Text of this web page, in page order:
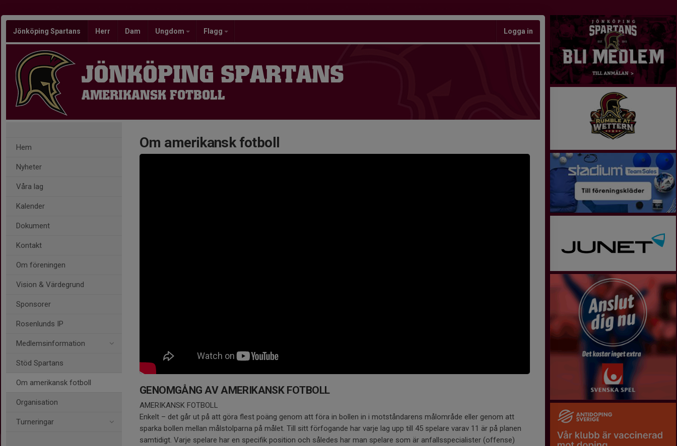
Jönköping Spartans Herr Dam Ungdom Flagg Logga in
JÖNKÖPING SPARTANS
AMERIKANSK FOTBOLL
Hem
Nyheter
Våra lag
Kalender
Dokument
Kontakt
Om föreningen
Vision & Värdegrund
Sponsorer
Rosenlunds IP
Medlemsinformation
Stöd Spartans
Om amerikansk fotboll
Organisation
Turneringar
Om amerikansk fotboll
GENOMGÅNG AV AMERIKANSK FOTBOLL
AMERIKANSK FOTBOLL
Enkelt – det går ut på att göra flest poäng genom att föra in bollen in i motståndarens målområde eller genom att
sparka bollen mellan målstolparna på målet. Till sitt förfogande har varje lag upp till 45 spelare varav 11 är på planen
samtidigt. Varje spelare har en specifik position och således har man spelare som är anfallsspecialister (offense)